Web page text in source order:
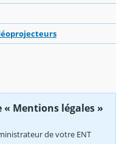
Mentions légales »
de votre ENT